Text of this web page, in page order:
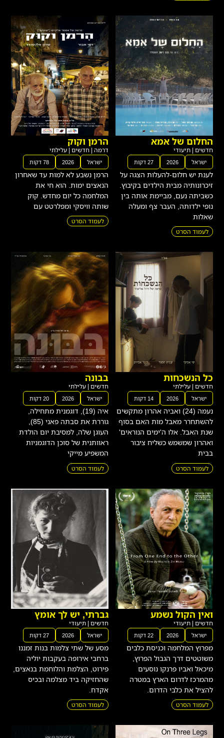
החלום של אמא
חדשים |תיעודי
ישראל 2026 27 דקות
לענת יש חלום-להעלות הצגה על
זיכרונותיה מבית הילדים בקיבוץ.
כשביתה נעם, מביימת אותה בין
נופי ילדותה, העבר צף ומעלה
שאלות
לעמוד הסרט
הרמן וקוק
דרמה | חדשים | עלילתי
ישראל 2026 78 דקות
הרמן נשבע לא למות עד שאחרון
הנאצים ימות. הוא חי את
המלחמה כל יום מחדש. קוק
שותה וויסקי ומפלרטט עם
לעמוד הסרט
כל הנשכחות
חדשים |עלילתי
ישראל 2026 14 דקות
נעמה (24) ואביה אהרון מתקשים
להשתחרר מאבל מות האם בסוף
שנת האבל. אלו ה'ימים הנוראים'
ואהרון שמשמש כשליח ציבור
בבית
לעמוד הסרט
בבונה
חדשים | עלילתי
ישראל 2026 20 דקות
איה (19), דוגמנית מתחילה,
גוררת את סבתה פאני (85),
העוגן שלה, למסיבת יום הולדת
ראוותנית של סוכן הדוגמניות
המשפיע מייקי
לעמוד הסרט
ואין הקול נשמע
חדשים |תיעודי
ישראל 2026 22 דקות
מפרוץ המלחמה וכניסת כלבים
משוטטים דרך הגבול הפרוץ,
מיכאל ואביו פרנקו נוסעים
מהמרכז לדרום הארץ במטרה
להציל את כלבי הדרום.
לעמוד הסרט
גברתי, יש לך אומץ
חדשים | תיעודי
ישראל 2026 27 דקות
מסע של שתי צלמות בנות זמננו
ברחבי אירופה בעקבות יוליה
פירוט, הצלמת והלוחמת בנאצים,
שהחזיקה ביד מצלמה ובכיס
אקדח.
לעמוד הסרט